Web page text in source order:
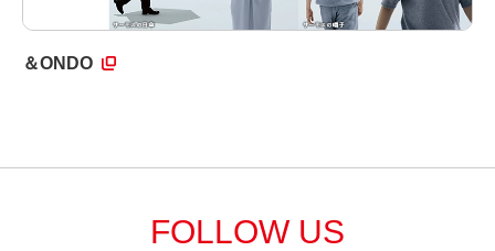
＆ONDO
FOLLOW US